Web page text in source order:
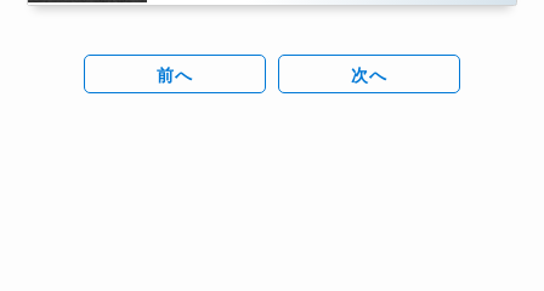
前へ 次へ